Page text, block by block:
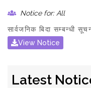
Notice for: All
सार्वजनिक बिदा सम्बन्धी
View Notice
Latest